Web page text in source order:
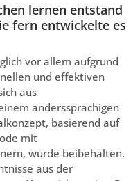
lernen entstand
fern entwickelte es
vor allem aufgrund
und effektiven
aus
anderssprachigen
basierend auf
mit
wurde beibehalten.
aus der